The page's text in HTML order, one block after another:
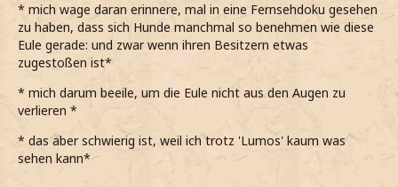
*es jetzt aber auch nichts bringt, darüber nachzudenken,
was man nicht hat*
*eine gute Lösung her muss, und zwar so schnell wie
möglich*
*schliesslich nicht vorhabe, noch länger in diesem
Drecksloch zu hocken*
*meine anfängliche Hoffnung, dass meine Augen sich
* mich wage daran erinnere, mal in eine Fernsehdoku gesehen
zu haben, dass sich Hunde manchmal so benehmen wie diese
Eule gerade: und zwar wenn ihren Besitzern etwas
zugestoßen ist*
* mich darum beeile, um die Eule nicht aus den Augen zu
verlieren *
* das aber schwierig ist, weil ich trotz 'Lumos' kaum was
sehen kann*